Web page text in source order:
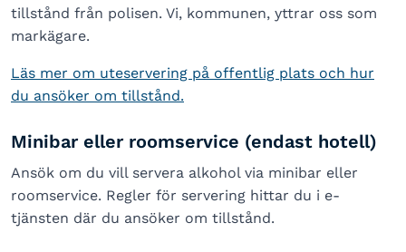
tillstånd från polisen. Vi, kommunen, yttrar oss som
markägare.
Läs mer om uteservering på offentlig plats och hur
du ansöker om tillstånd.
Minibar eller roomservice (endast hotell)
Ansök om du vill servera alkohol via minibar eller
roomservice. Regler för servering hittar du i e-
tjänsten där du ansöker om tillstånd.